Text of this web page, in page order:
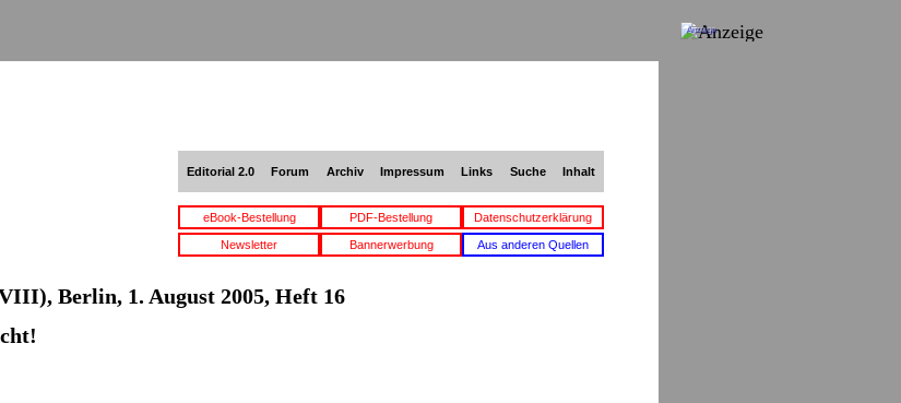
Editorial 2.0 Forum Archiv Impressum Links Suche Inhalt
eBook-Bestellung PDF-Bestellung Datenschutzerklärung
Newsletter Bannerwerbung Aus anderen Quellen
Berlin, 1. August 2005, Heft 16
Anzeige